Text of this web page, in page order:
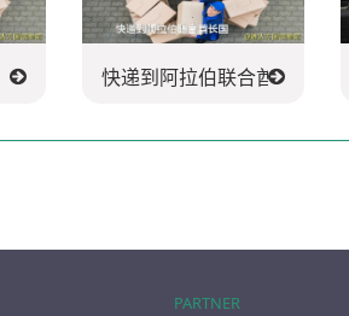
快递到阿拉伯联合酋长国
PARTNER